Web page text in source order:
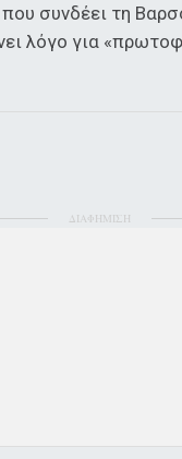
συνδέει τη
λόγο για
ΔΙΑΦΗΜΙΣΗ